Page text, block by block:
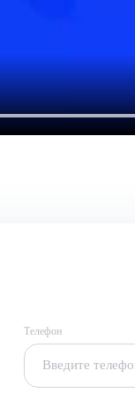
Телефон